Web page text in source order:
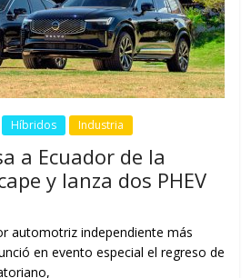
Híbridos Industria
a Ecuador de la
y lanza dos PHEV
automotriz independiente más
en evento especial el regreso de